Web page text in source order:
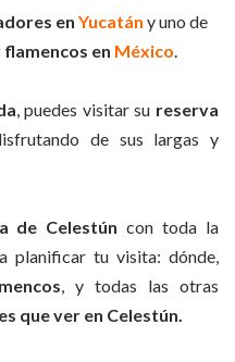
en Yucatán y uno de
en México
, puedes visitar su reserva
de sus largas y
de Celestún con toda la
planificar tu visita: dónde,
, y todas las otras
que ver en Celestún.